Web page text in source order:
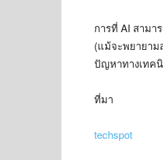
การที่ AI สามา
(แม้จะพยายาม
ปัญหาทางเทค
ที่มา
techspot